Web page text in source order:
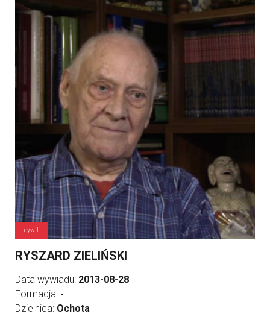
cywil
RYSZARD ZIELIŃSKI
Data wywiadu: 2013-08-28
Formacja: -
Dzielnica: Ochota